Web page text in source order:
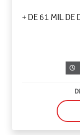
+ DE 61 MIL DE